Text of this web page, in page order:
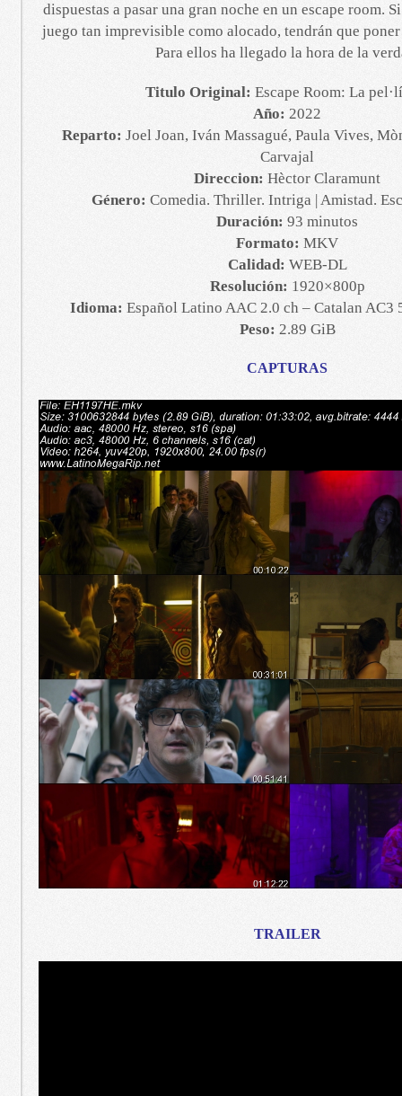
dispuestas a pasar una gran noche en un escape room.
juego tan imprevisible como alocado, tendrán que poner
Para ellos ha llegado la hora de la
Titulo Original: Escape Room: La
Año: 2022
Reparto: Joel Joan, Iván Massagué, Paula Vives,
Carvajal
Direccion: Hèctor Claramunt
Género: Comedia. Thriller. Intriga | Amistad.
Duración: 93 minutos
Formato: MKV
Calidad: WEB-DL
Resolución: 1920×800p
Idioma: Español Latino AAC 2.0 ch – Catalan AC3
Peso: 2.89 GiB
CAPTURAS
TRAILER